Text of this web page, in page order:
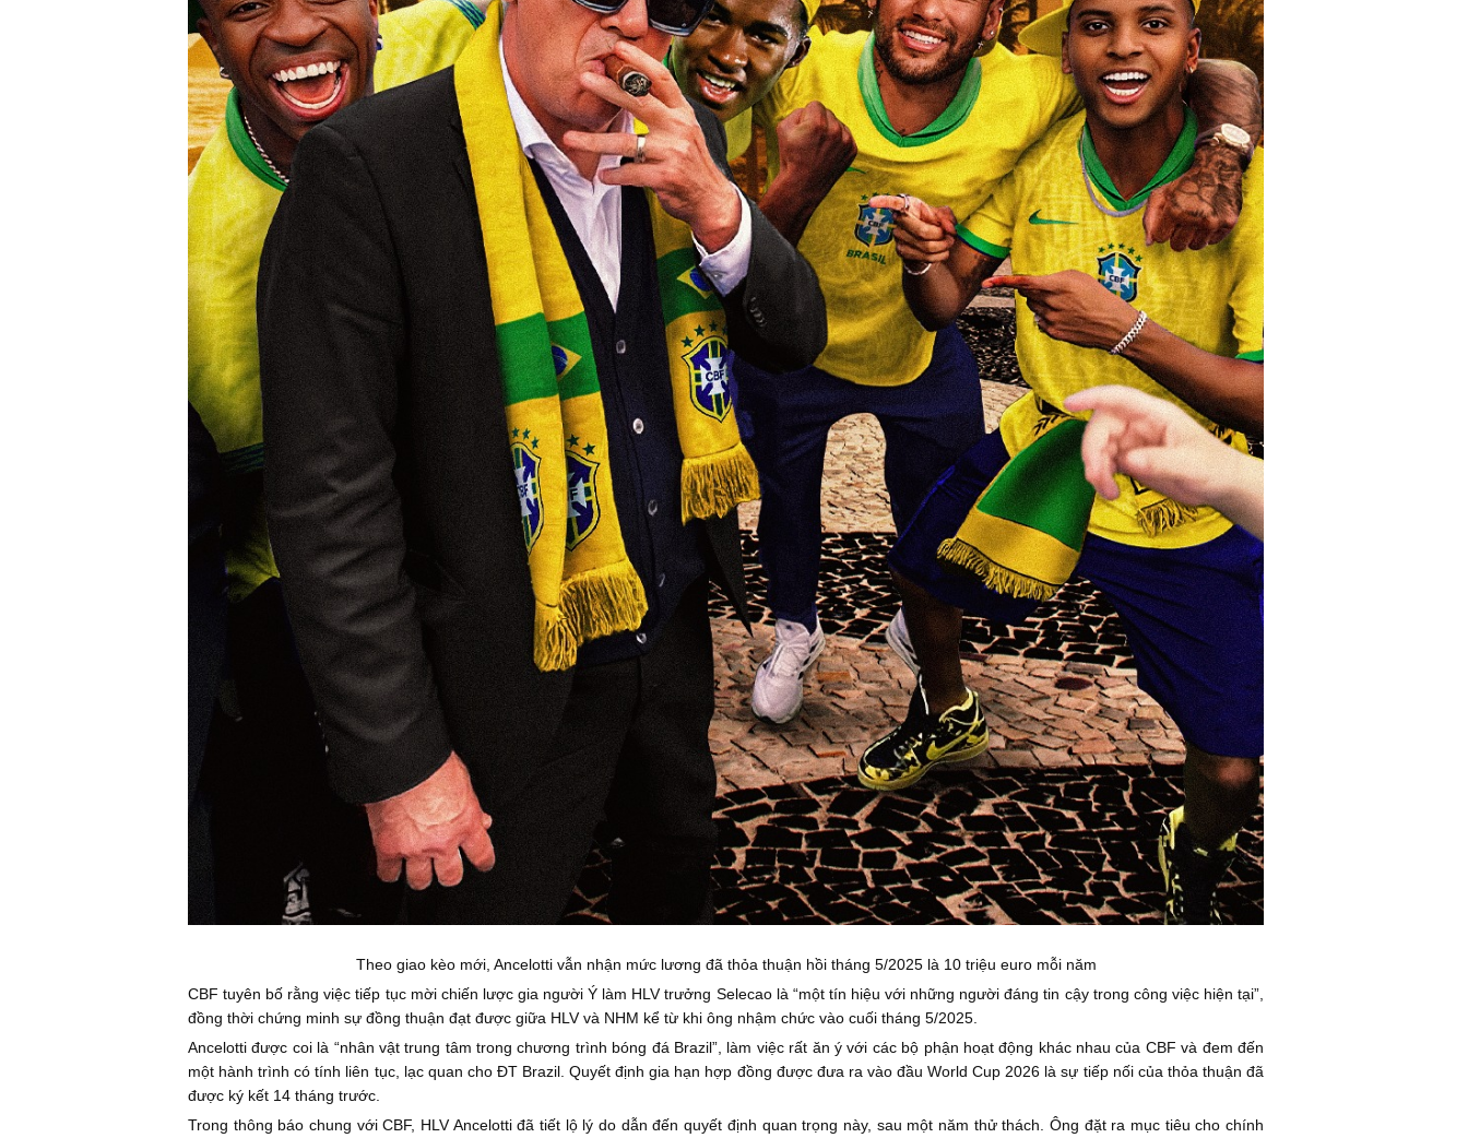
Theo giao kèo mới, Ancelotti vẫn nhận mức lương đã thỏa thuận hồi tháng 5/2025 là 10 triệu euro mỗi năm
CBF tuyên bố rằng việc tiếp tục mời chiến lược gia người Ý làm HLV trưởng Selecao là “một tín hiệu với những người đáng tin cậy trong công việc hiện tại”,
đồng thời chứng minh sự đồng thuận đạt được giữa HLV và NHM kể từ khi ông nhậm chức vào cuối tháng 5/2025.
Ancelotti được coi là “nhân vật trung tâm trong chương trình bóng đá Brazil”, làm việc rất ăn ý với các bộ phận hoạt động khác nhau của CBF và đem đến
một hành trình có tính liên tục, lạc quan cho ĐT Brazil. Quyết định gia hạn hợp đồng được đưa ra vào đầu World Cup 2026 là sự tiếp nối của thỏa thuận đã
được ký kết 14 tháng trước.
Trong thông báo chung với CBF, HLV Ancelotti đã tiết lộ lý do dẫn đến quyết định quan trọng này, sau một năm thử thách. Ông đặt ra mục tiêu cho chính